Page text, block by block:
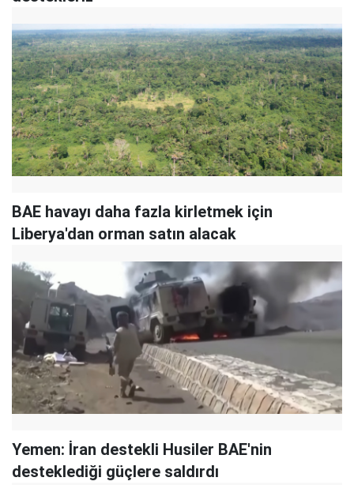
BAE havayı daha fazla kirletmek için
Liberya'dan orman satın alacak
Yemen: İran destekli Husiler BAE'nin
desteklediği güçlere saldırdı